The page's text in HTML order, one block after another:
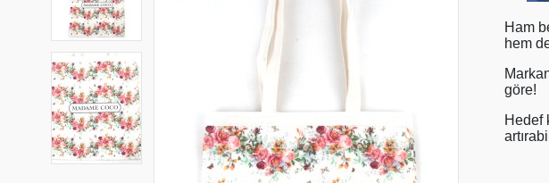
Ham
hem
göre!
Hedef